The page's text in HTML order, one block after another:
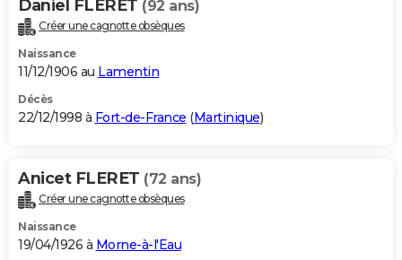
Daniel FLERET (92 ans)
Créer une cagnotte obsèques
Naissance
11/12/1906 au Lamentin
Décès
22/12/1998 à Fort-de-France (Martinique)
Anicet FLERET (72 ans)
Créer une cagnotte obsèques
Naissance
19/04/1926 à Morne-à-l'Eau